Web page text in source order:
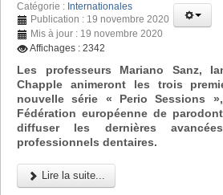
Catégorie : Internationales
Publication : 19 novembre 2020
Mis à jour : 19 novembre 2020
Affichages : 2342
Les professeurs Mariano Sanz,
Chapple animeront les trois
nouvelle série « Perio Sessions
Fédération européenne de
diffuser les dernières
professionnels dentaires.
Lire la suite...